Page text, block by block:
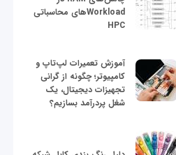
Workloadهای محاسباتی
HPC
آموزش تعمیرات لپ‌تاپ و
کامپیوتر؛ چگونه از گرانی
تجهیزات دیجیتال، یک
شغل پردرآمد بسازیم؟